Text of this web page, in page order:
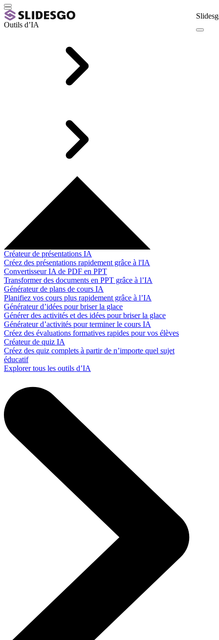
Outils d’IA
Créateur de présentations IA
Créez des présentations rapidement grâce à l'IA
Convertisseur IA de PDF en PPT
Transformer des documents en PPT grâce à l’IA
Générateur de plans de cours IA
Planifiez vos cours plus rapidement grâce à l’IA
Générateur d’idées pour briser la glace
Générer des activités et des idées pour briser la glace
Générateur d’activités pour terminer le cours IA
Créez des évaluations formatives rapides pour vos élèves
Créateur de quiz IA
Créez des quiz complets à partir de n’importe quel sujet
éducatif
Explorer tous les outils d’IA